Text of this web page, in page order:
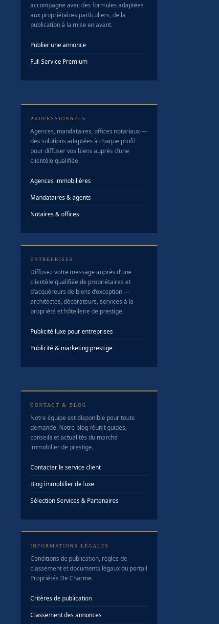
accompagne avec des formules adaptées
aux propriétaires particuliers, de la
publication à la mise en avant.
Publier une annonce
Full Service Premium
PROFESSIONNELS
Agences, mandataires, offices notariaux —
des solutions adaptées à chaque profil
pour diffuser vos biens auprès d’une
clientèle qualifiée.
Agences immobilières
Mandataires & agents
Notaires & offices
ENTREPRISES
Diffusez votre message auprès d’une
clientèle qualifiée de propriétaires et
d’acquéreurs de biens d’exception —
architectes, décorateurs, services à la
propriété et hôtellerie de prestige.
Publicité luxe pour entreprises
Publicité & marketing prestige
CONTACT & BLOG
Notre équipe est disponible pour toute
demande. Notre blog réunit guides,
conseils et actualités du marché
immobilier de prestige.
Contacter le service client
Blog immobilier de luxe
Sélection Services & Partenaires
INFORMATIONS LÉGALES
Conditions de publication, règles de
classement et documents légaux du portail
Propriétés De Charme.
Critères de publication
Classement des annonces